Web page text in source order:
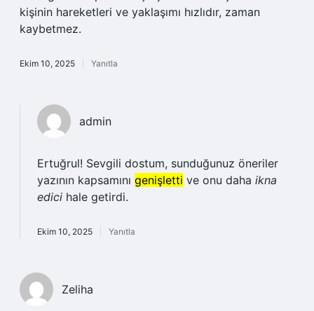
kişinin hareketleri ve yaklaşımı hızlıdır, zaman
kaybetmez.
Ekim 10, 2025 Yanıtla
admin
Ertuğrul! Sevgili dostum, sunduğunuz öneriler
yazının kapsamını genişletti ve onu daha ikna
edici hale getirdi.
Ekim 10, 2025 Yanıtla
Zeliha